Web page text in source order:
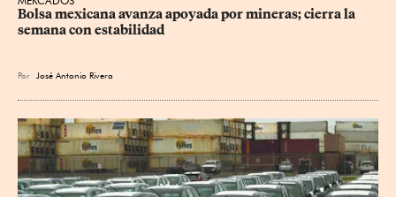
Bolsa mexicana avanza apoyada por mineras; cierra la
semana con estabilidad
Por José Antonio Rivera